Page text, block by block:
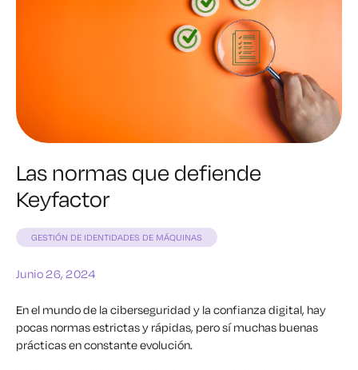
Las normas que defiende
Keyfactor
GESTIÓN DE IDENTIDADES DE MÁQUINAS
Junio 26, 2024
En el mundo de la ciberseguridad y la confianza digital, hay
pocas normas estrictas y rápidas, pero sí muchas buenas
prácticas en constante evolución.